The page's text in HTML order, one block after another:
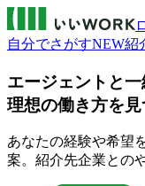
自分でさがすNEW紹
エージェントと一
理想の働き方を
あなたの経験や希望
案。紹介先企業との